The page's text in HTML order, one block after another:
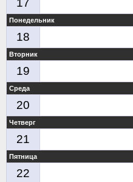
17
Понедельник
18
Вторник
19
Среда
20
Четверг
21
Пятница
22